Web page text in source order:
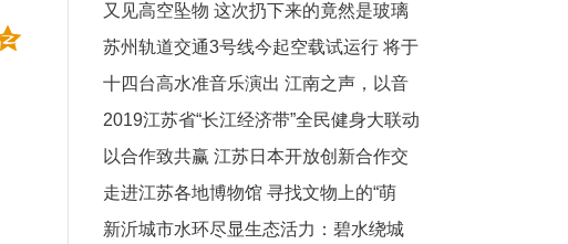
人商业航天器
又见高空坠物 这次扔下来的竟然是玻璃
茶几
苏州轨道交通3号线今起空载试运行 将于
12月底试运营
十四台高水准音乐演出 江南之声，以音
乐节的名义致敬古典
2019江苏省“长江经济带”全民健身大联动
暨“舞动江苏”无锡赛区启动仪式举行
以合作致共赢 江苏日本开放创新合作交
流会在东京举行
走进江苏各地博物馆 寻找文物上的“萌
娃”们
新沂城市水环尽显生态活力：碧水绕城